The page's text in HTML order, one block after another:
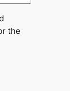
the